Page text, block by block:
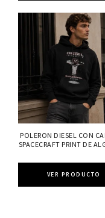
POLERON DIESEL CON
SPACECRAFT PRINT DE
VER PRODUCTO